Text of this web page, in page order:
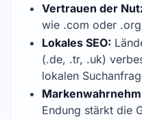
Vertrauen der
wie .com oder
Lokales SEO:
(.de, .tr, .uk)
lokalen
Endung stärkt die